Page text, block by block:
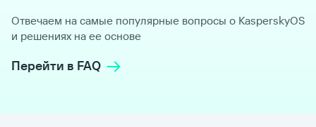
Отвечаем на самые популярные вопросы о KasperskyOS
и решениях на ее основе
Перейти в FAQ